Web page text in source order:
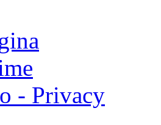
- Privacy